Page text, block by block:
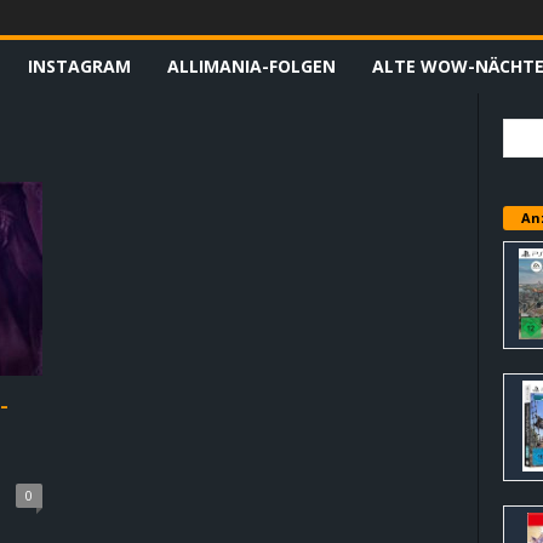
INSTAGRAM ALLIMANIA-FOLGEN ALTE WOW-NÄCHTE
0